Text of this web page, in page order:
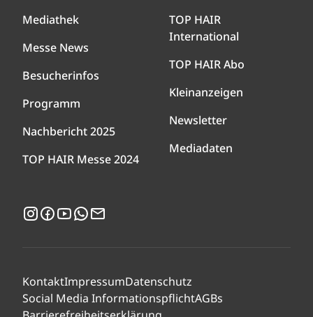
Mediathek
Messe News
Besucherinfos
Programm
Nachbericht 2025
TOP HAIR Messe 2024
TOP HAIR
International
TOP HAIR Abo
Kleinanzeigen
Newsletter
Mediadaten
Instagram
Facebook
YouTubeWhatsApp
KontaktImpressumDatenschutz
Social Media InformationspflichtAGBs